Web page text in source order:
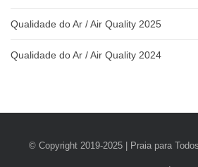
Qualidade do Ar / Air Quality 2025
Qualidade do Ar / Air Quality 2024
© Copyright 2019-2025 | Praia para